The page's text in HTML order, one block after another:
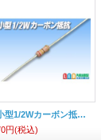
小型1/2Wカーボン抵抗 10本セット
円(税込)